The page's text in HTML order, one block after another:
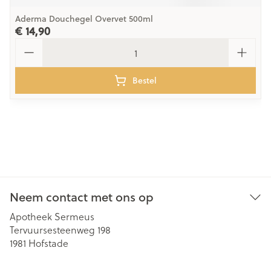
Aderma Douchegel Overvet 500ml
€ 14,90
Bestel
Neem contact met ons op
Apotheek Sermeus
Tervuursesteenweg 198
1981 Hofstade